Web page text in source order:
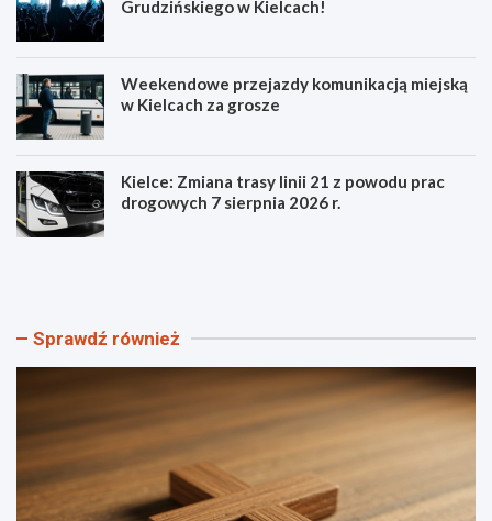
Grudzińskiego w Kielcach!
Weekendowe przejazdy komunikacją miejską
w Kielcach za grosze
Kielce: Zmiana trasy linii 21 z powodu prac
drogowych 7 sierpnia 2026 r.
S
d
t
P
j
ó
Sprawdź również